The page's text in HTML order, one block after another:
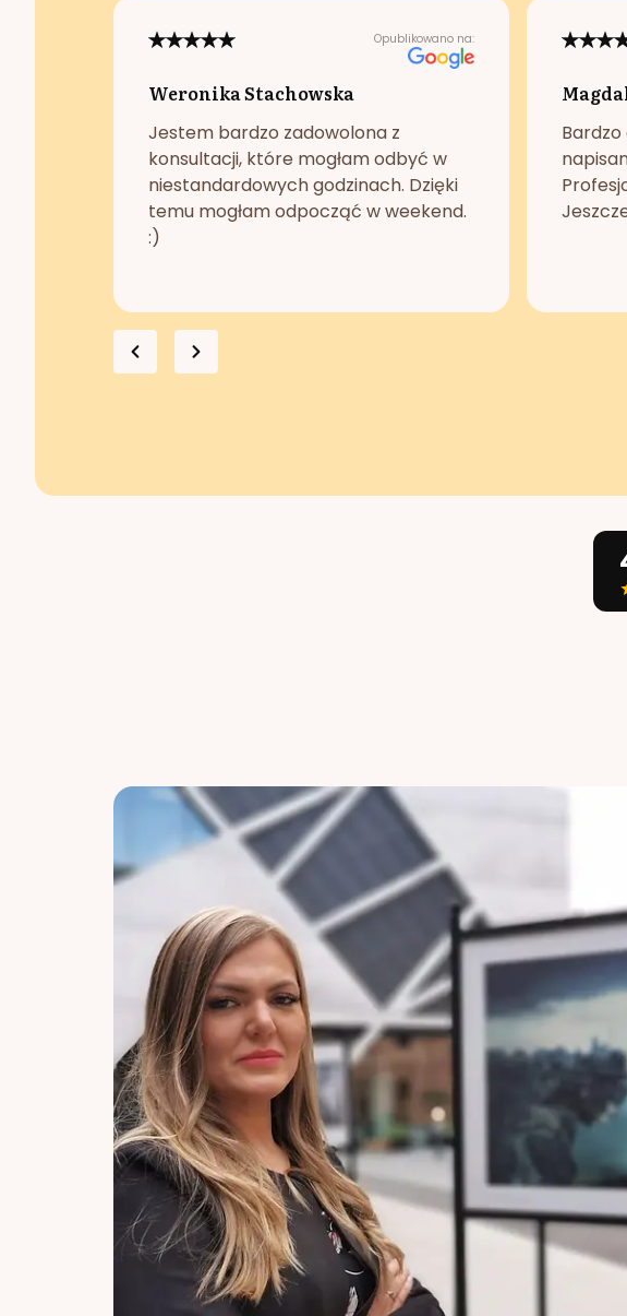
Opublikowano na:
Weronika Stachowska
Jestem bardzo zadowolona z
konsultacji, które mogłam odbyć w
niestandardowych godzinach. Dzięki
temu mogłam odpocząć w weekend.
:)